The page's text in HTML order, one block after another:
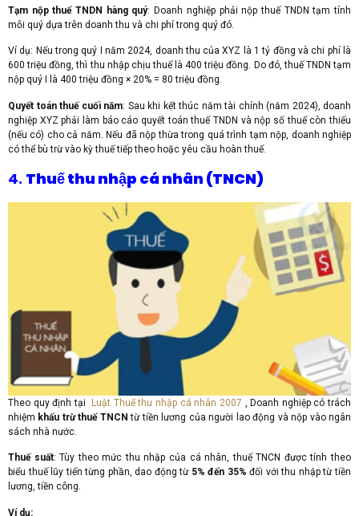
Tạm nộp thuế TNDN hàng quý: Doanh nghiệp phải nộp thuế TNDN tạm tính
mỗi quý dựa trên doanh thu và chi phí trong quý đó.
Ví dụ: Nếu trong quý I năm 2024, doanh thu của XYZ là 1 tỷ đồng và chi phí là
600 triệu đồng, thì thu nhập chịu thuế là 400 triệu đồng. Do đó, thuế TNDN tạm
nộp quý I là 400 triệu đồng × 20% = 80 triệu đồng.
Quyết toán thuế cuối năm: Sau khi kết thúc năm tài chính (năm 2024), doanh
nghiệp XYZ phải làm báo cáo quyết toán thuế TNDN và nộp số thuế còn thiếu
(nếu có) cho cả năm. Nếu đã nộp thừa trong quá trình tạm nộp, doanh nghiệp
có thể bù trừ vào kỳ thuế tiếp theo hoặc yêu cầu hoàn thuế.
4. Thuế thu nhập cá nhân (TNCN)
Theo quy định tại Luật Thuế thu nhập cá nhân 2007 , Doanh nghiệp có trách
nhiệm khấu trừ thuế TNCN từ tiền lương của người lao động và nộp vào ngân
sách nhà nước.
Thuế suất: Tùy theo mức thu nhập của cá nhân, thuế TNCN được tính theo
biểu thuế lũy tiến từng phần, dao động từ 5% đến 35% đối với thu nhập từ tiền
lương, tiền công.
Ví dụ: